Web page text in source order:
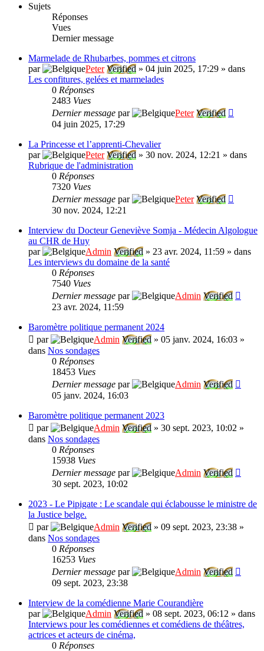
Sujets
Réponses
Vues
Dernier message
Marmelade de Rhubarbes, pommes et citrons
par
Peter Verified » 04 juin 2025, 17:29 » dans
Les confitures, gelées et marmelades
0 Réponses
2483 Vues
Dernier message par Peter Verified
04 juin 2025, 17:29
La Princesse et l’apprenti-Chevalier
par
Peter Verified » 30 nov. 2024, 12:21 » dans
Rubrique de l'administration
0 Réponses
7320 Vues
Dernier message par Peter Verified
30 nov. 2024, 12:21
Interview du Docteur Geneviève Somja - Médecin Algologue
au CHR de Huy
par
Admin Verified » 23 avr. 2024, 11:59 » dans
Les interviews du domaine de la santé
0 Réponses
7540 Vues
Dernier message par Admin Verified
23 avr. 2024, 11:59
Baromètre politique permanent 2024
par
Admin Verified » 05 janv. 2024, 16:03 »
dans Nos sondages
0 Réponses
18453 Vues
Dernier message par Admin Verified
05 janv. 2024, 16:03
Baromètre politique permanent 2023
par
Admin Verified » 30 sept. 2023, 10:02 »
dans Nos sondages
0 Réponses
15938 Vues
Dernier message par Admin Verified
30 sept. 2023, 10:02
2023 - Le Pipigate : Le scandale qui éclabousse le ministre de
la Justice belge.
par
Admin Verified » 09 sept. 2023, 23:38 »
dans Nos sondages
0 Réponses
16253 Vues
Dernier message par Admin Verified
09 sept. 2023, 23:38
Interview de la comédienne Marie Courandière
par
Admin Verified » 08 sept. 2023, 06:12 » dans
Interviews pour les comédiennes et comédiens de théâtres,
actrices et acteurs de cinéma,
0 Réponses